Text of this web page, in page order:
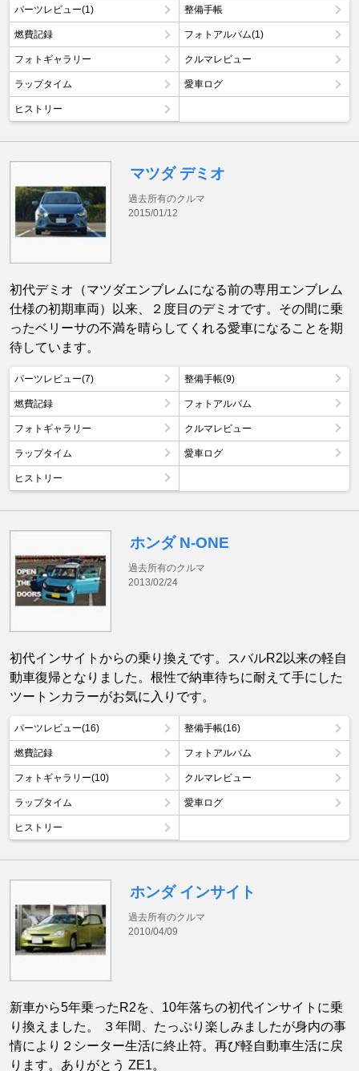
パーツレビュー(1) 整備手帳
燃費記録 フォトアルバム(1)
フォトギャラリー クルマレビュー
ラップタイム 愛車ログ
ヒストリー
マツダ デミオ
過去所有のクルマ
2015/01/12
初代デミオ（マツダエンブレムになる前の専用エンブレム
仕様の初期車両）以来、２度目のデミオです。その間に乗
ったベリーサの不満を晴らしてくれる愛車になることを期
待しています。
パーツレビュー(7) 整備手帳(9)
燃費記録 フォトアルバム
フォトギャラリー クルマレビュー
ラップタイム 愛車ログ
ヒストリー
ホンダ N-ONE
過去所有のクルマ
2013/02/24
初代インサイトからの乗り換えです。スバルR2以来の軽自
動車復帰となりました。根性で納車待ちに耐えて手にした
ツートンカラーがお気に入りです。
パーツレビュー(16) 整備手帳(16)
燃費記録 フォトアルバム
フォトギャラリー(10) クルマレビュー
ラップタイム 愛車ログ
ヒストリー
ホンダ インサイト
過去所有のクルマ
2010/04/09
新車から5年乗ったR2を、10年落ちの初代インサイトに乗
り換えました。 ３年間、たっぷり楽しみましたが身内の事
情により２シーター生活に終止符。再び軽自動車生活に戻
ります。ありがとう ZE1。